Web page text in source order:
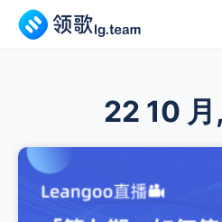
22 10